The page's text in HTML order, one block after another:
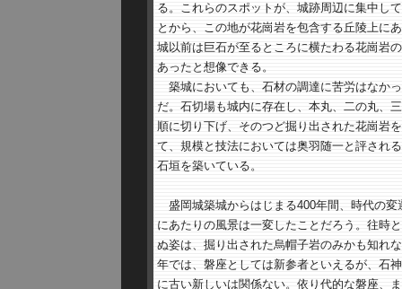
る。これらのスポットが、城跡周辺に集中し
とから、この地が花崗岩を包含する丘陵上に
城以前は巨石が至るところに横たわる花崗岩
あったと想像できる。
築城においても、石材の調達に苦労はなか
だ。石切場も城内に存在し、本丸、二の丸、
順に切り下げ、そのつど掘り出された花崗岩
て、規模と技法においては奥羽随一と評され
石垣を築いている。
盛岡城築城からはじまる400年間、時代の変
にあたりの風景は一変したことだろう。往時
ぬ姿は、掘り出された烏帽子岩のみかも知れ
年では、磐座としては新参者といえるが、石
に古い新しいは関係ない。依り代的な磐座、